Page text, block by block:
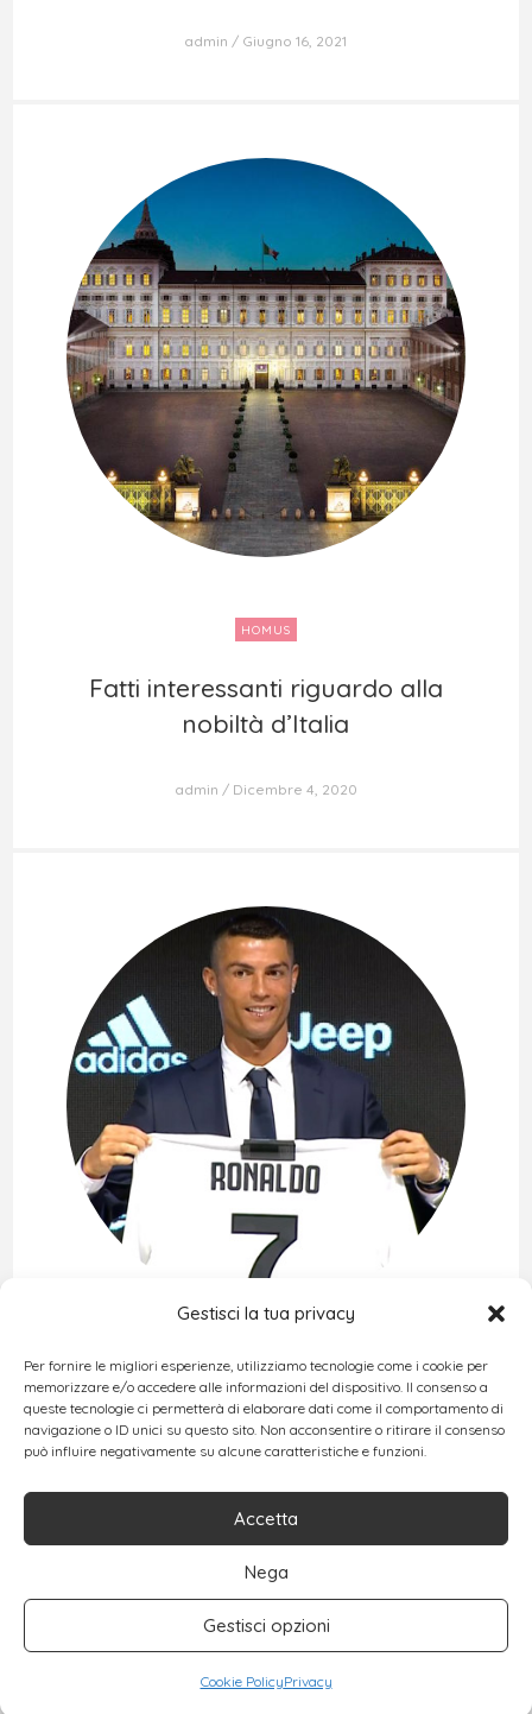
Gestisci la tua privacy
Per fornire le migliori esperienze, utilizziamo tecnologie come i cookie per
memorizzare e/o accedere alle informazioni del dispositivo. Il consenso a
queste tecnologie ci permetterà di elaborare dati come il comportamento di
navigazione o ID unici su questo sito. Non acconsentire o ritirare il consenso
può influire negativamente su alcune caratteristiche e funzioni.
Accetta
Nega
Gestisci opzioni
Cookie PolicyPrivacy
admin Giugno 16, 2021
HOMUS
Fatti interessanti riguardo alla
nobiltà d’Italia
Fatti interessanti riguardo alla
nobiltà d’Italia
admin Dicembre 4, 2020
Cristiano Ronaldo alla Juve
Cristiano Ronaldo alla Juve